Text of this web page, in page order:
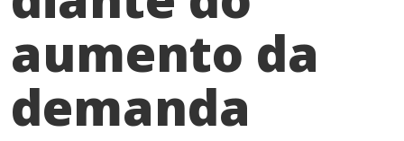
aumento da
demanda